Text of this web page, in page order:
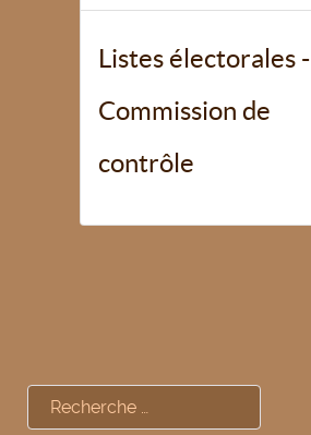
Listes électorales -
Commission de
contrôle
Rechercher